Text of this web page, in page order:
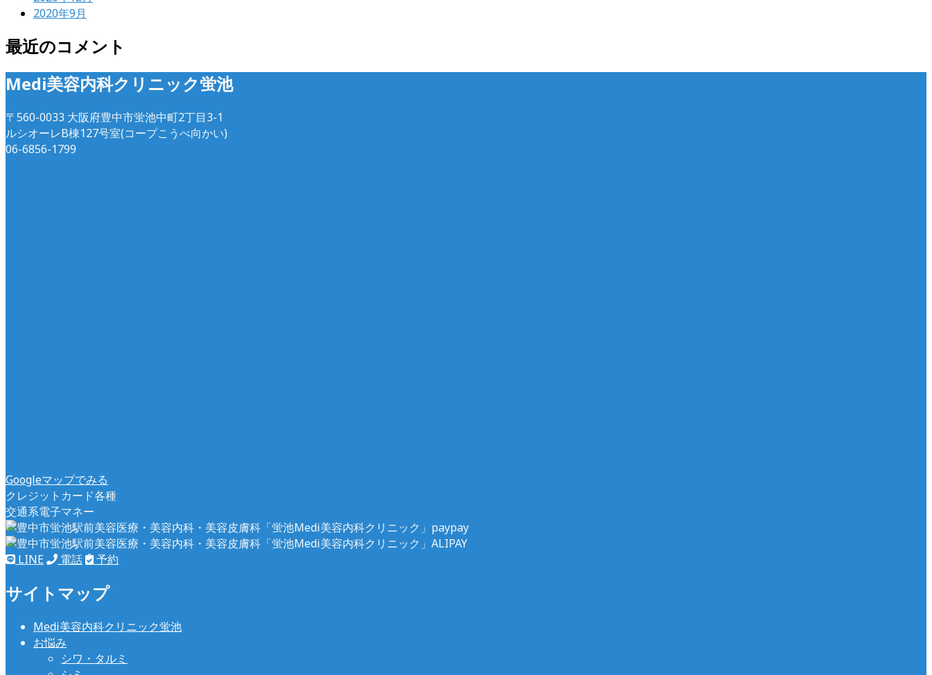
2020年9月
最近のコメント
Medi美容内科クリニック蛍池
〒560-0033 大阪府豊中市蛍池中町2丁目3-1
ルシオーレB棟127号室(コープこうべ向かい)
06-6856-1799
Googleマップでみる
クレジットカード各種
交通系電子マネー
LINE 電話 予約
サイトマップ
Medi美容内科クリニック蛍池
お悩み
シワ・タルミ